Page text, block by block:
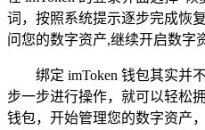
词，按照系统提示逐步完成恢
问您的数字资产,继续开启数字
绑定 imToken 钱包其实并
步一步进行操作，就可以轻松
钱包，开始管理您的数字资产